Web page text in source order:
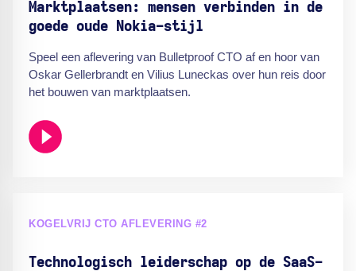
Marktplaatsen: mensen verbinden in de
goede oude Nokia-stijl
Speel een aflevering van Bulletproof CTO af en hoor van
Oskar Gellerbrandt en Vilius Luneckas over hun reis door
het bouwen van marktplaatsen.
KOGELVRIJ CTO AFLEVERING #2
Technologisch leiderschap op de SaaS-